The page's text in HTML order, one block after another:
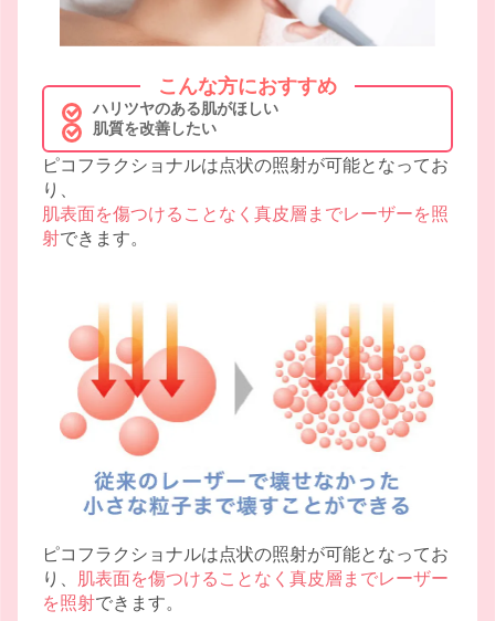
ピコフラクショナルは点状の照射が可能となってお
り、
肌表面を傷つけることなく真皮層までレーザーを照
射できます。
こんな方におすすめ
ハリツヤのある肌がほしい
肌質を改善したい
ピコフラクショナルは点状の照射が可能となってお
り、 肌表面を傷つけることなく真皮層までレーザー
を照射できます。